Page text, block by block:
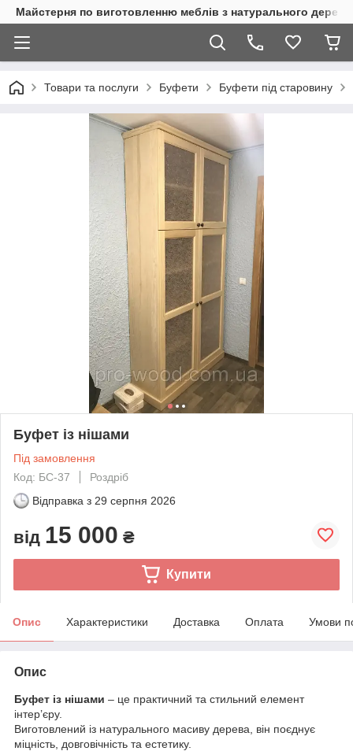
Майстерня по виготовленню меблів з натурального
Товари та послуги Буфети Буфети пiд старовину
Буфет із нішами
Під замовлення
Код: БС-37
Роздріб
Відправка з 29 серпня 2026
від 15 000 ₴
Купити
Опис Характеристики Доставка Оплата Умови
Опис
Буфет із нішами – це практичний та стильний елемент
інтер’єру.
Виготовлений із натурального масиву дерева, він поєднує
міцність, довговічність та естетику.